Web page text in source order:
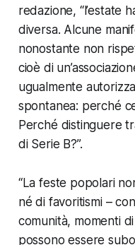
redazione, “l’estate
diversa. Alcune
nonostante non
cioè di
ugualmente
spontanea: perché
Perché distinguere
di Serie B?”.
“La feste popolari
né di favoritismi –
comunità, momenti
possono essere